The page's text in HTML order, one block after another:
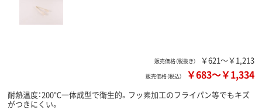
販売価格（税抜き） ￥621～￥1,213
販売価格（税込） ￥683～￥1,334
耐熱温度：200℃一体成型で衛生的。フッ素加工のフライパン等でもキズ
がつきにくい。